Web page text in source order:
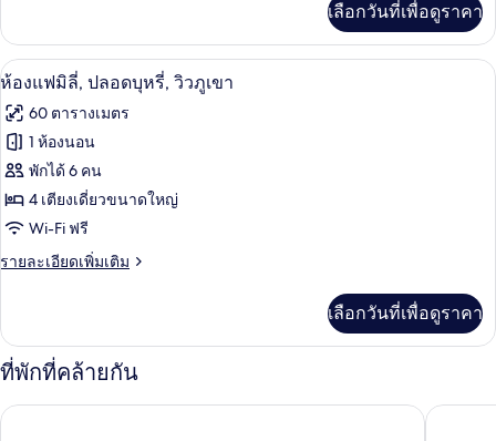
บุหรี่
(Run
of
House)
เกี่ยว
กับ
ห้อง
น,
ปลอด
บุหรี่
(Run
of
House)
เลือกวันที่เพื่อดูราคา
เปิด
ภาพถ่าย
ทั้งหมด
ของ
ห้อง
แฟ
มิ
ปลอด
บุหรี่,
ภูเขา
ห้องแฟมิลี่, ปลอดบุหรี่, วิวภูเขา | เตีย
6
ห้องแฟมิลี่, ปลอดบุหรี่, วิวภูเขา
60 ตารางเมตร
1 ห้องนอน
พักได้ 6 คน
4 เตียงเดี่ยวขนาดใหญ่
Wi-Fi ฟรี
รายละเอียดเพิ่มเติม
ราย
เกี่ยว
กับ
ห้อง
แฟ
มิ
เลือกวันที่เพื่อดูราคา
ที่พักที่คล้ายกัน
โรงแรมมายสเตย์ ฟูจิ ออนเซ็นรีสอร์ท รีสอร์ท